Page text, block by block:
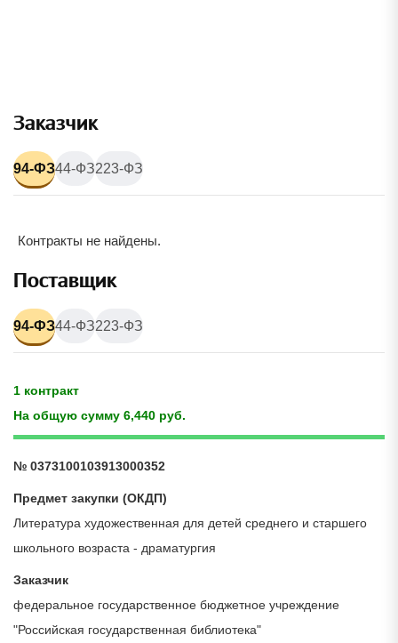
Заказчик
94-ФЗ44-ФЗ223-ФЗ
Контракты не найдены.
Поставщик
94-ФЗ44-ФЗ223-ФЗ
1 контракт
На общую сумму 6,440 руб.
№ 0373100103913000352
Предмет закупки (ОКДП)
Литература художественная для детей среднего и старшего
школьного возраста - драматургия
Заказчик
федеральное государственное бюджетное учреждение
"Российская государственная библиотека"